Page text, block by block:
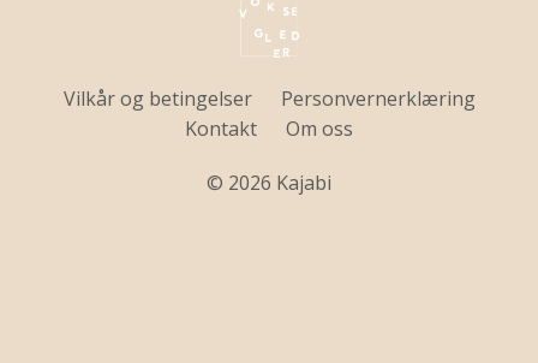
Vilkår og betingelser
Personvernerklæring
Kontakt
Om oss
© 2026 Kajabi